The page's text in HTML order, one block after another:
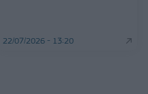
22/07/2026 - 13:20